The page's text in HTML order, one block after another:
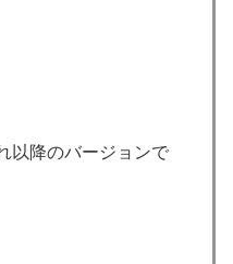
以降のバージョンで